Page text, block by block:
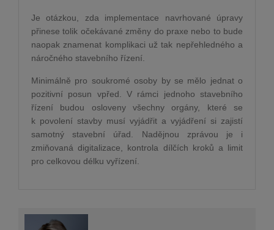
Je otázkou, zda implementace navrhované úpravy
přinese tolik očekávané změny do praxe nebo to bude
naopak znamenat komplikaci už tak nepřehledného a
náročného stavebního řízení.
Minimálně pro soukromé osoby by se mělo jednat o
pozitivní posun vpřed. V rámci jednoho stavebního
řízení budou osloveny všechny orgány, které se
k povolení stavby musí vyjádřit a vyjádření si zajistí
samotný stavební úřad. Nadějnou zprávou je i
zmiňovaná digitalizace, kontrola dílčích kroků a limit
pro celkovou délku vyřízení.